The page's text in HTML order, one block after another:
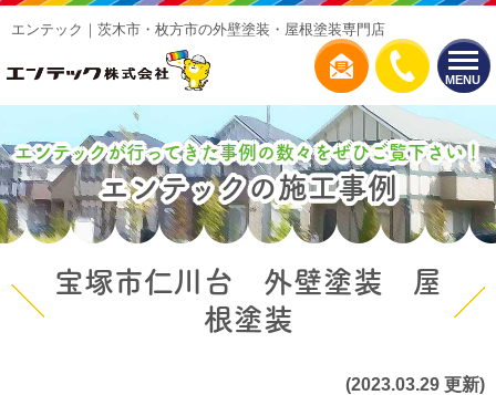
MENU
エンテック｜茨木市・枚方市の外壁塗装・屋根塗装専門店
エンテックが行ってきた事例の数々をぜひご覧下さい！
エンテックの施工事例
宝塚市仁川台 外壁塗装 屋
根塗装
(2023.03.29 更新)